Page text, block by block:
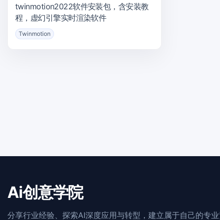
twinmotion2022软件安装包，含安装教
程，虚幻引擎实时渲染软件
Twinmotion
Ai创意学院
分享行业经验、探索AI深度应用与转型，建立属于自己的专业